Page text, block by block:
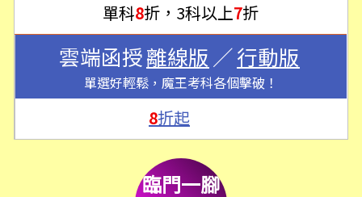
單科8折，3科以上7折
雲端函授離線版 ／行動版
單選好輕鬆，魔王考科各個擊破！
8折起
臨門一腳